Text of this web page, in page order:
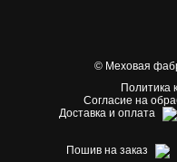
© Меховая
Политика
Согласие на
Доставка и оплата
Пошив на заказ